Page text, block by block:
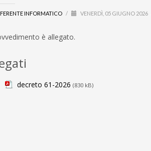
INFORMATICO / VENERDÌ, 05 GIUGNO 2026
è allegato.
decreto 61-2026 (830 kB)